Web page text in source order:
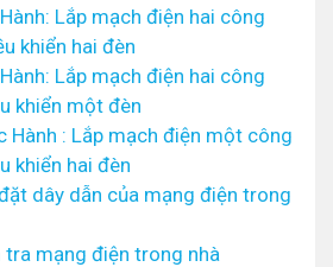
Lắp mạch điện hai công
khiển hai đèn
Lắp mạch điện hai công
khiển một đèn
Hành : Lắp mạch điện một công
khiển hai đèn
dây dẫn của mạng điện trong
tra mạng điện trong nhà